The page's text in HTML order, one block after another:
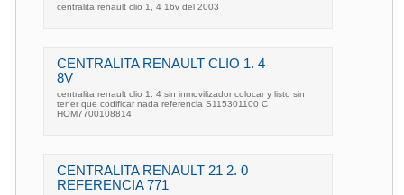
centralita renault clio 1, 4 16v del 2003
CENTRALITA RENAULT CLIO 1. 4
8V
centralita renault clio 1. 4 sin inmovilizador colocar y listo sin
tener que codificar nada referencia S115301100 C
HOM7700108814
CENTRALITA RENAULT 21 2. 0
REFERENCIA 771